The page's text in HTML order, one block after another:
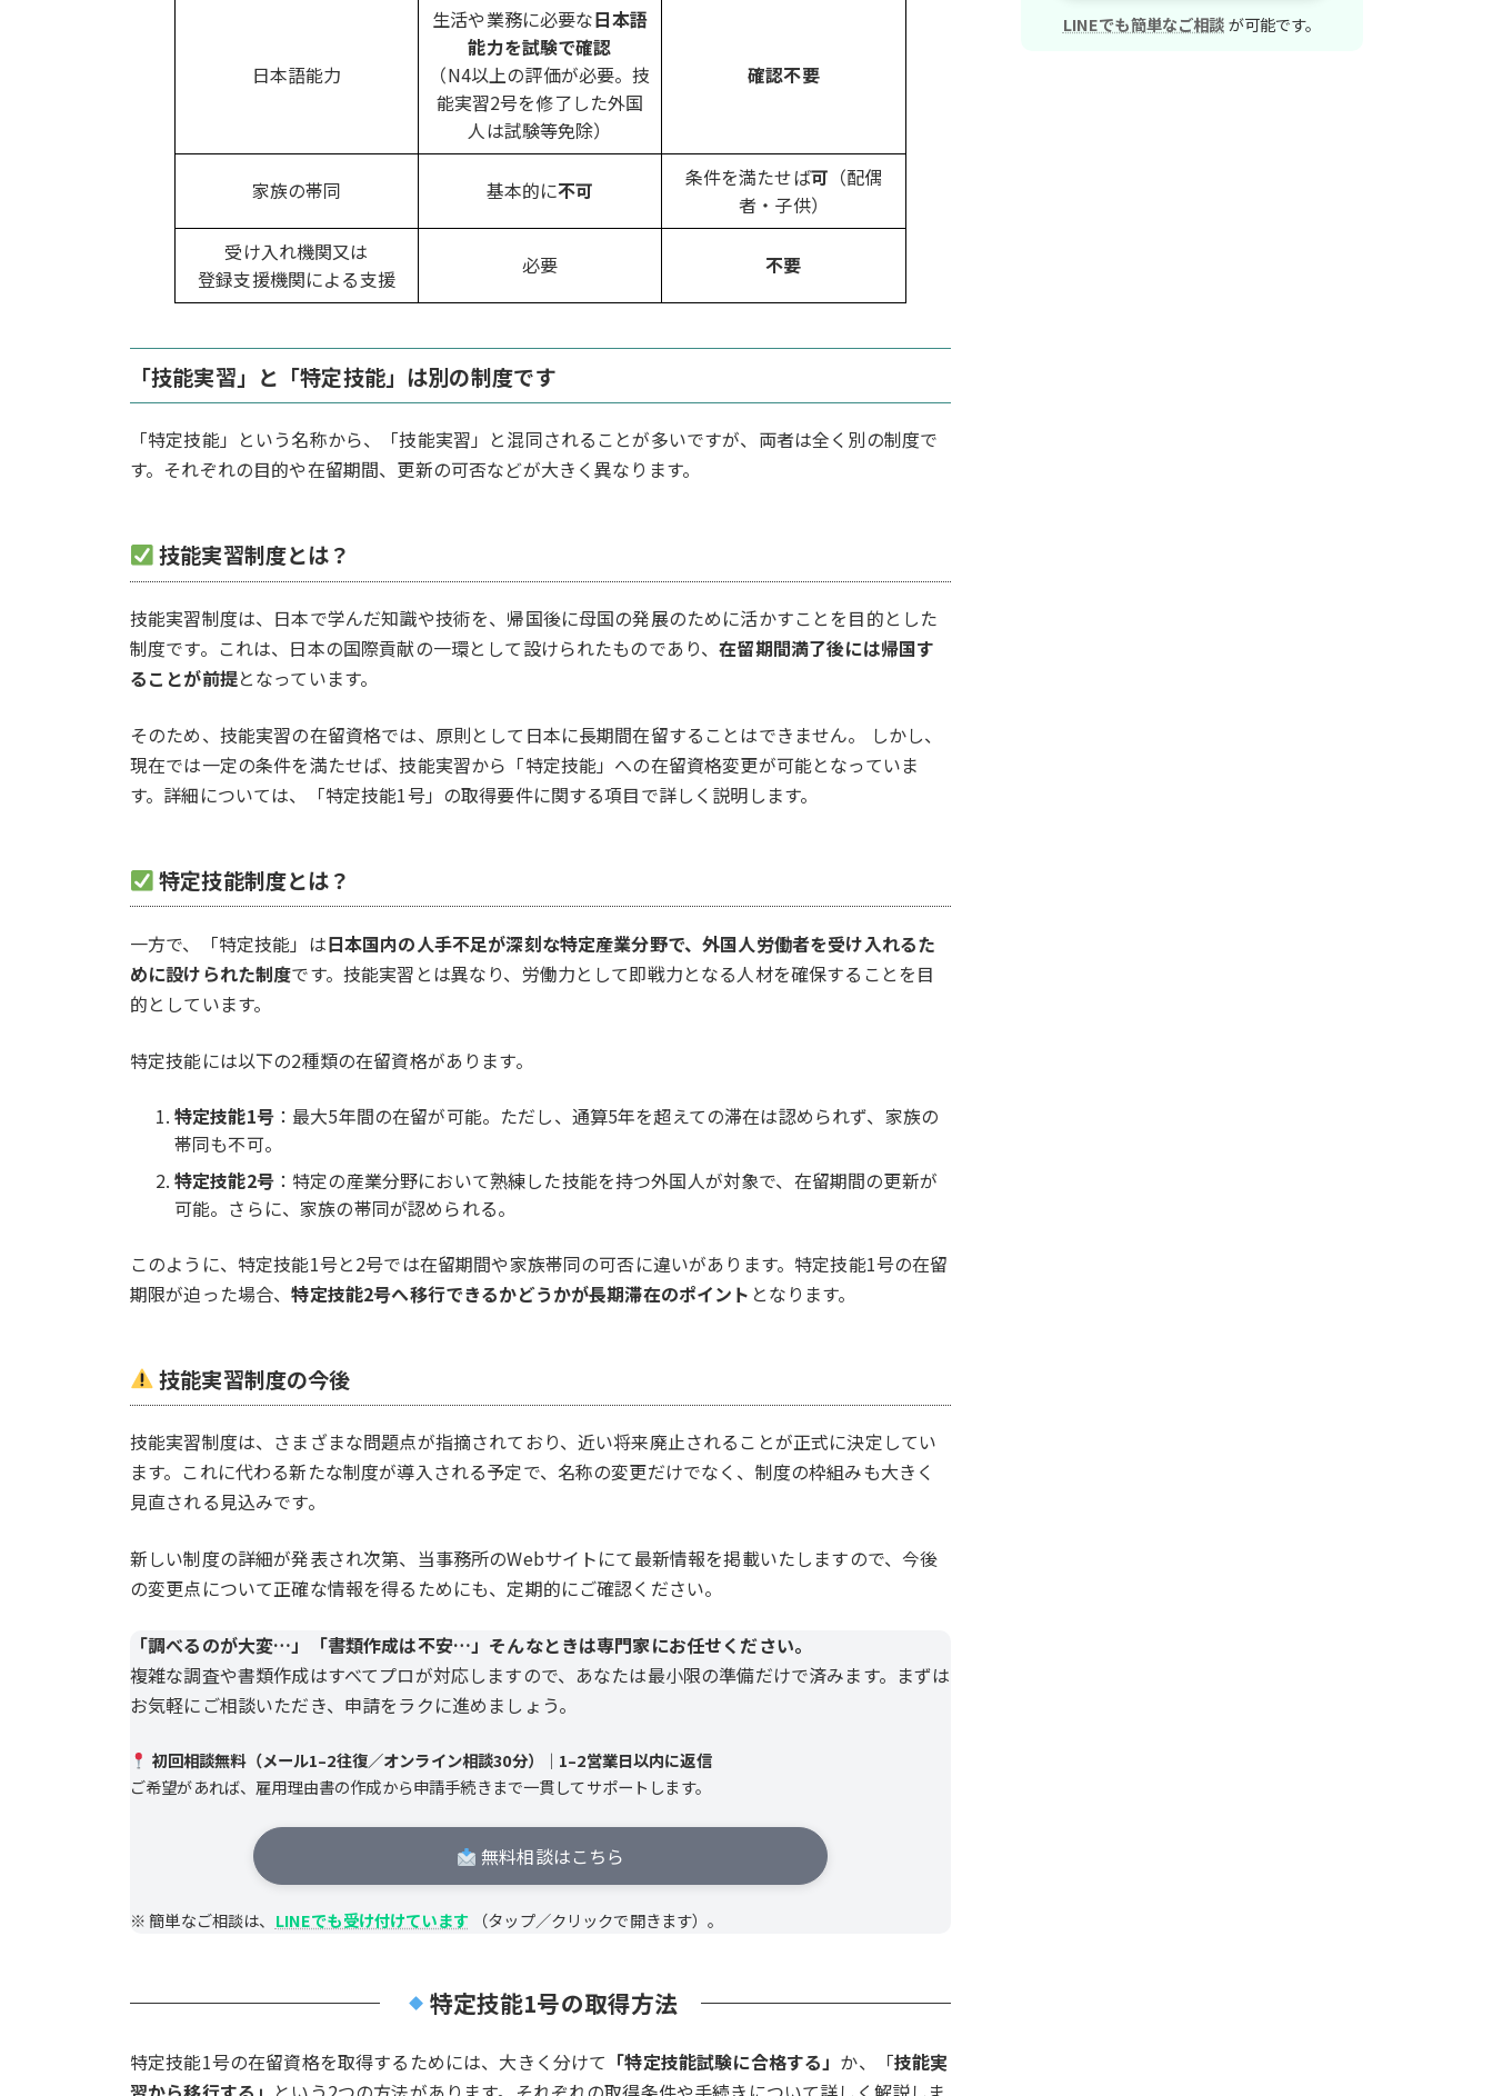
日本語能力
生活や業務に必要な日本語
能力を試験で確認
（N4以上の評価が必要。技
能実習2号を修了した外国
人は試験等免除）
確認不要
家族の帯同 基本的に不可 条件を満たせば可 （配偶
者・子供）
受け入れ機関又は
登録支援機関による支援
必要 不要
「技能実習」と「特定技能」は別の制度です
「特定技能」という名称から、「技能実習」と混同されることが多いですが、両者は全く別の制度で
す。それぞれの目的や在留期間、更新の可否などが大きく異なります。
技能実習制度とは？
技能実習制度は、日本で学んだ知識や技術を、帰国後に母国の発展のために活かすことを目的とした
制度です。これは、日本の国際貢献の一環として設けられたものであり、在留期間満了後には帰国す
ることが前提となっています。
そのため、技能実習の在留資格では、原則として日本に長期間在留することはできません。 しかし、
現在では一定の条件を満たせば、技能実習から「特定技能」への在留資格変更が可能となっていま
す。詳細については、「特定技能1号」の取得要件に関する項目で詳しく説明します。
特定技能制度とは？
一方で、「特定技能」は日本国内の人手不足が深刻な特定産業分野で、外国人労働者を受け入れるた
めに設けられた制度です。技能実習とは異なり、労働力として即戦力となる人材を確保することを目
的としています。
特定技能には以下の2種類の在留資格があります。
特定技能1号：最大5年間の在留が可能。ただし、通算5年を超えての滞在は認められず、家族の
帯同も不可。
特定技能2号：特定の産業分野において熟練した技能を持つ外国人が対象で、在留期間の更新が
可能。さらに、家族の帯同が認められる。
このように、特定技能1号と2号では在留期間や家族帯同の可否に違いがあります。特定技能1号の在留
期限が迫った場合、特定技能2号へ移行できるかどうかが長期滞在のポイント となります。
技能実習制度の今後
技能実習制度は、さまざまな問題点が指摘されており、近い将来廃止されることが正式に決定してい
ます。これに代わる新たな制度が導入される予定で、名称の変更だけでなく、制度の枠組みも大きく
見直される見込みです。
新しい制度の詳細が発表され次第、当事務所のWebサイトにて最新情報を掲載いたしますので、今後
の変更点について正確な情報を得るためにも、定期的にご確認ください。
「調べるのが大変…」「書類作成は不安…」そんなときは専門家にお任せください。
複雑な調査や書類作成はすべてプロが対応しますので、あなたは最小限の準備だけで済みます。まずは
お気軽にご相談いただき、申請をラクに進めましょう。
初回相談無料（メール1–2往復／オンライン相談30分）｜1–2営業日以内に返信
ご希望があれば、雇用理由書の作成から申請手続きまで一貫してサポートします。
無料相談はこちら
※ 簡単なご相談は、 LINEでも受け付けています （タップ／クリックで開きます）。
特定技能1号の取得方法
特定技能1号の在留資格を取得するためには、大きく分けて 「特定技能試験に合格する」 か、「技能実
LINEでも簡単なご相談が可能です。